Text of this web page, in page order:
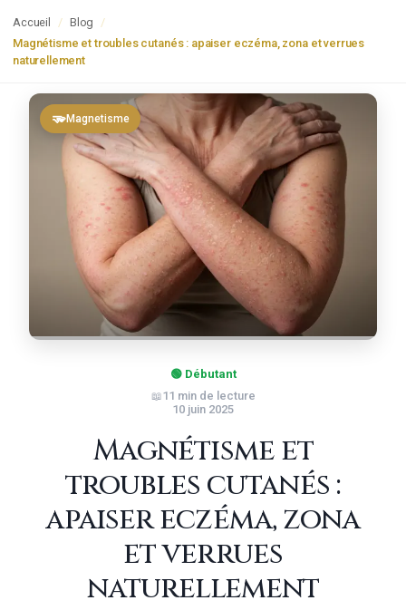
Accueil / Blog
/
Magnétisme et troubles cutanés : apaiser eczéma, zona et verrues
naturellement
🫳Magnetisme
🟢 Débutant
📖11 min de lecture
10 juin 2025
Magnétisme et
troubles cutanés :
apaiser eczéma, zona
et verrues
naturellement